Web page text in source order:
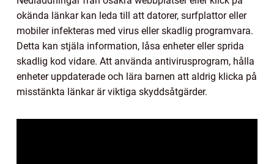
okända länkar kan leda till att datorer, surfplattor eller
mobiler infekteras med virus eller skadlig programvara.
Detta kan stjäla information, låsa enheter eller sprida
skadlig kod vidare. Att använda antivirusprogram, hålla
enheter uppdaterade och lära barnen att aldrig klicka på
misstänkta länkar är viktiga skyddsåtgärder.